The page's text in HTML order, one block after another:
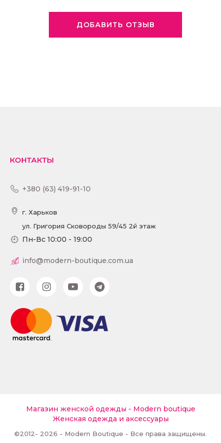
ДОБАВИТЬ ОТЗЫВ
КОНТАКТЫ
+380 (63) 419-91-10
г. Харьков
ул. Григория Сковороды 59/45 2й этаж
Пн-Вс 10:00 - 19:00
info@modern-boutique.com.ua
Магазин женской одежды - Modern boutique
Женская одежда и аксессуары
©2012- 2026 - Modern Boutique - Все права защищены.